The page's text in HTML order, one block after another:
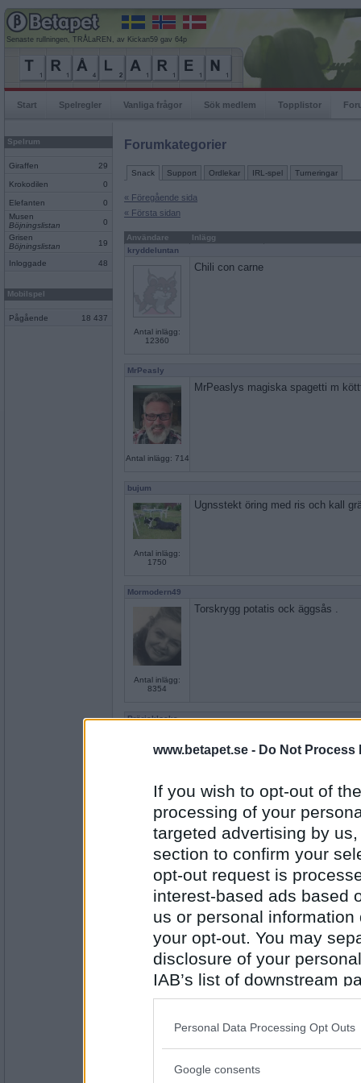
www.betapet.se - Do Not Process
If you wish to opt-out of
processing of your
targeted advertising by
section to confirm your
opt-out request is
interest-based ads based
us or personal
your opt-out. You may
disclosure of your
IAB’s list of downstream
also be disclosed by us
Downstream Participants
Please note that this
Personal Data Processing Opt Outs
Google consents
Senaste rullningen, TRÅLaREN, av Kickan59 gav 64p
Start Spelregler Vanliga frågor Sök medlem Topplistor
Spelrum
Giraffen 29
Krokodilen 0
Elefanten
0
Musen
Böjningslistan
0
Grisen
Böjningslistan
19
Inloggade 48
Mobilspel
Pågående 18 437
Forumkategorier
Snack Support Ordlekar IRL-spel Turneringar
« Föregående sida
« Första sidan
Användare
Inlägg
kryddeluntan
Antal inlägg:
12360
Chili con carne
MrPeasly
Antal inlägg: 714
MrPeaslys magiska spagetti m
bujum
Antal inlägg:
1750
Ugnsstekt öring med ris och kall
Mormodern49
Antal inlägg:
8354
Torskrygg potatis ock äggsås .
Prärieklocka
Antal inlägg:
11487
annelie6372
Vi åt varm smörgåstårta.
SmålandsMira
Bakad potatis med hemgjord